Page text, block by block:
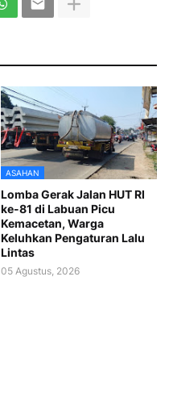
ASAHAN
Lomba Gerak Jalan HUT RI
ke-81 di Labuan Picu
Kemacetan, Warga
Keluhkan Pengaturan Lalu
Lintas
05 Agustus, 2026